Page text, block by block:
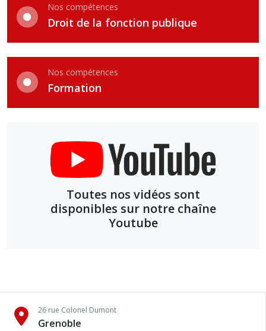
Nos compétences
Droit de la fonction publique
Nos compétences
Formation
Toutes nos vidéos sont
disponibles sur notre chaîne
Youtube
26 rue Colonel Dumont
Grenoble